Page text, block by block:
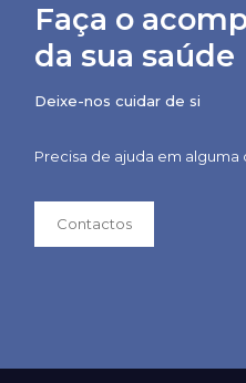
Faça o
da sua saúde
Deixe-nos cuidar de si
Precisa de ajuda em alguma
Contactos